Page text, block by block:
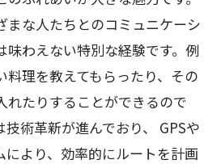
まな人たちとのコミュニケーシ
味わえない特別な経験です。例
料理を教えてもらったり、その
れたりすることができるので
術革新が進んでおり、 GPSや
により、効率的にルートを計画